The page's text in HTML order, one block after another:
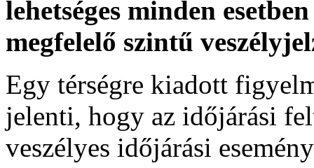
lehetséges minden
megfelelő szintű
Egy térségre kiadott
jelenti, hogy az időjárási
veszélyes időjárási